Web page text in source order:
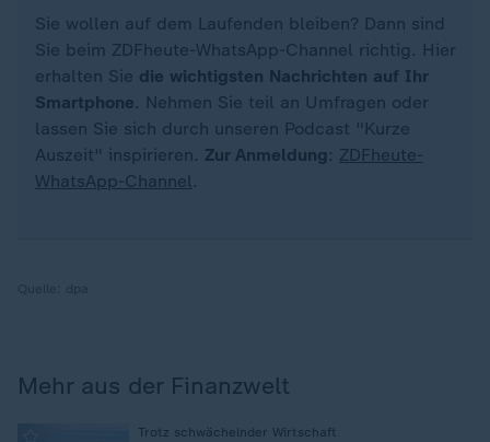
Sie wollen auf dem Laufenden bleiben? Dann sind
Sie beim ZDFheute-WhatsApp-Channel richtig. Hier
erhalten Sie die wichtigsten Nachrichten auf Ihr
Smartphone. Nehmen Sie teil an Umfragen oder
lassen Sie sich durch unseren Podcast "Kurze
Auszeit" inspirieren. Zur Anmeldung : ZDFheute-
WhatsApp-Channel.
Mehr aus der Finanzwelt
Trotz schwächelnder Wirtschaft